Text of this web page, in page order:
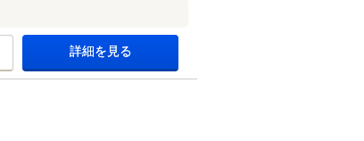
詳細を見る